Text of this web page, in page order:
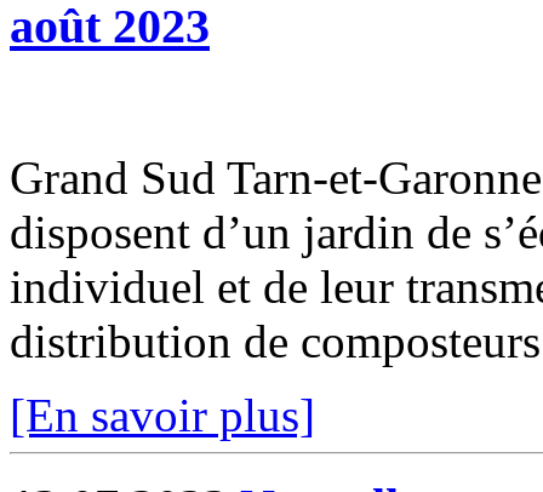
août 2023
Grand Sud Tarn-et-
disposent d’un jardin de
individuel et de leur
distribution de
[En savoir plus]